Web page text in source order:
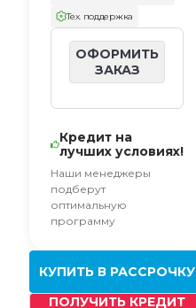
Тех. поддержка
ОФОРМИТЬ
ЗАКАЗ
Кредит на
лучших условиях!
Наши менеджеры
подберут
оптимальную
программу
КУПИТЬ В РАССРОЧКУ
ПОЛУЧИТЬ КРЕДИТ